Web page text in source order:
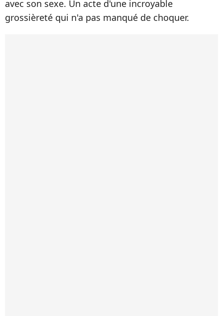
avec son sexe. Un acte d'une incroyable
grossièreté qui n'a pas manqué de choquer.